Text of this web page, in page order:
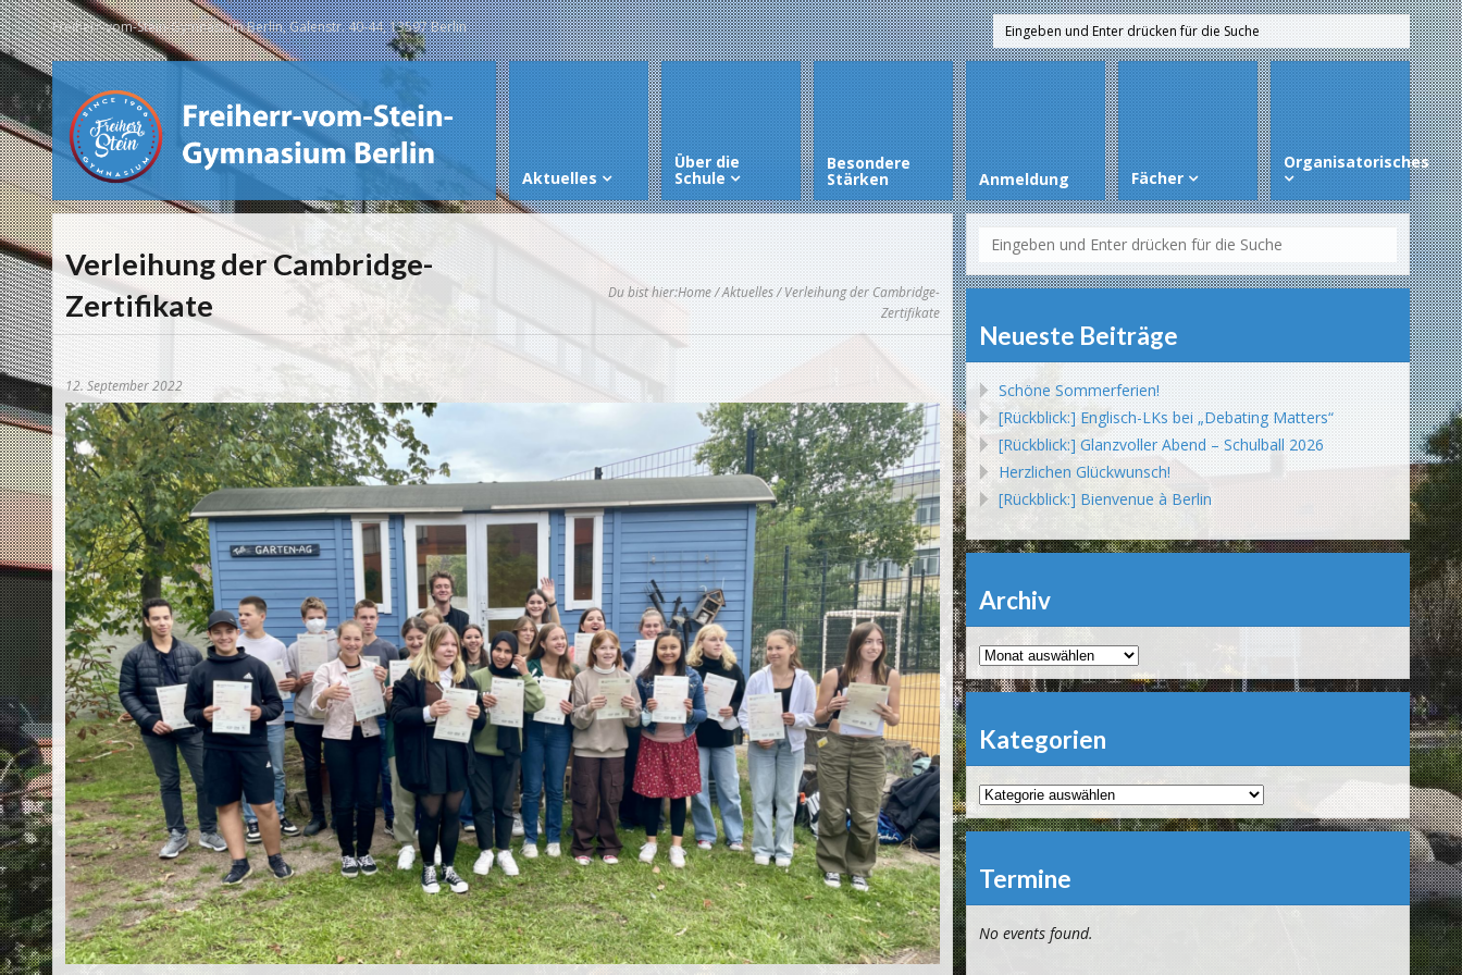
Freiherr-vom-Stein-Gymnasium Berlin, Galenstr. 40-44, 13597 Berlin
Aktuelles
Über die
Schule
Besondere
Stärken Anmeldung Fächer
Organisatorisches
Verleihung der Cambridge-
Zertifikate
Du bist hier:Home/Aktuelles/ Verleihung der Cambridge-
Zertifikate
12. September 2022
Neueste Beiträge
Schöne Sommerferien!
[Rückblick:] Englisch-LKs bei „Debating Matters“
[Rückblick:] Glanzvoller Abend – Schulball 2026
Herzlichen Glückwunsch!
[Rückblick:] Bienvenue à Berlin
Archiv
Archiv
Kategorien
Kategorien
Termine
No events found.